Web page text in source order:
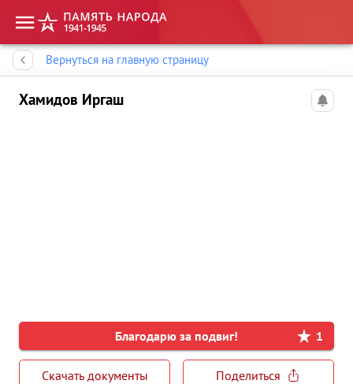
Вернуться на главную страницу
Хамидов Иргаш
Благодарю за подвиг! 1
Скачать документы
Поделиться
Память народа